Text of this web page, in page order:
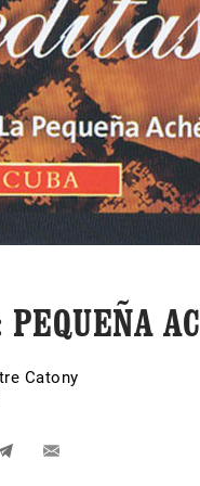
Catony